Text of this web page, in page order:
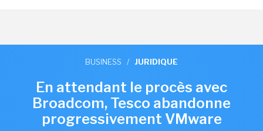
BUSINESS / JURIDIQUE
En attendant le procès avec
Broadcom, Tesco abandonne
progressivement VMware